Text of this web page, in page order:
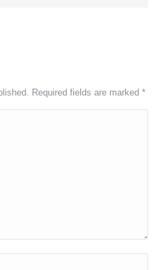
Required fields are marked *